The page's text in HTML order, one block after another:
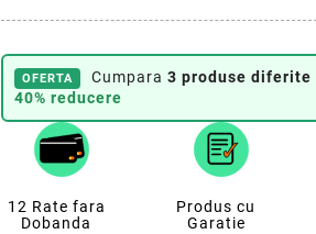
OFERTA Cumpara 3 produse diferite
40% reducere
12 Rate fara
Dobanda
Produs cu
Garatie